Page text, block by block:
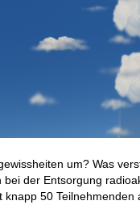
um? Was
der Entsorgung
50